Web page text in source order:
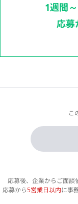
1週間
応募
こ
応募後、企業からご面談
応募から5営業日以内に事